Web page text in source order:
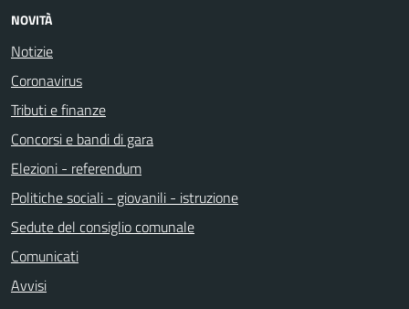
NOVITÀ
Notizie
Coronavirus
Tributi e finanze
Concorsi e bandi di gara
Elezioni - referendum
Politiche sociali - giovanili - istruzione
Sedute del consiglio comunale
Comunicati
Avvisi